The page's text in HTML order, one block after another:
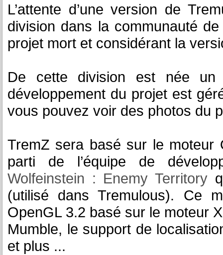
L’attente d’une version de
division dans la communauté
projet mort et considérant la
De cette division est née
développement du projet est
vous pouvez voir des photos du
TremZ sera basé sur le moteur
parti de l’équipe de
Wolfeinstein : Enemy Territory
(utilisé dans Tremulous). Ce
OpenGL 3.2 basé sur le moteur
Mumble, le support de
et plus ...